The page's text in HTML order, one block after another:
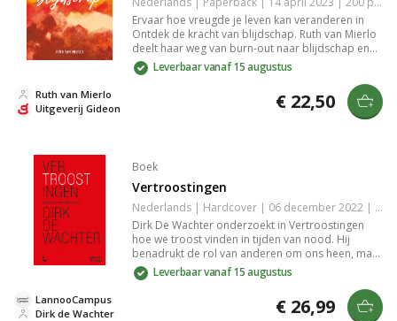
Ervaar hoe vreugde je leven kan veranderen in
Ontdek de kracht van blijdschap. Ruth van Mierlo
deelt haar weg van burn-out naar blijdschap en
biedt praktische handvatten en inspirerende
verhalen om een positief leven te leiden ondanks
tegenslagen. Leer positief denken en hervind je
Leverbaar vanaf 15 augustus
Uitgeverij Gideon
Ruth van Mierlo € 22,50
Boek
Vertroostingen
Nederlands | Hardcover | 06 december 2022 | 240 pagina's | 9789401489614
Dirk De Wachter onderzoekt in Vertroostingen
hoe we troost vinden in tijden van nood. Hij
benadrukt de rol van anderen om ons heen, maar
wijst ook op de kracht van kunst, natuur, en
rituelen. Een baken van hoop en verbondenheid
voor iedereen die inzicht zoekt in persoonlijke
Leverbaar vanaf 15 augustus
Dirk de Wachter
LannooCampus € 26,99